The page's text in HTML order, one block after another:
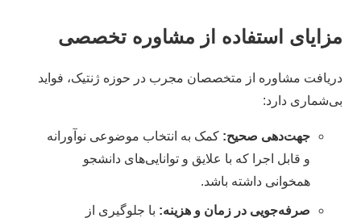
مزایای استفاده از مشاوره تخصصی
دریافت مشاوره از متخصصان مجرب در حوزه ژنتیک، فواید
بی‌شماری دارد:
جهت‌دهی صحیح: کمک به انتخاب موضوعی نوآورانه
و قابل اجرا که با علایق و توانایی‌های دانشجو
همخوانی داشته باشد.
صرفه‌جویی در زمان و هزینه: با جلوگیری از